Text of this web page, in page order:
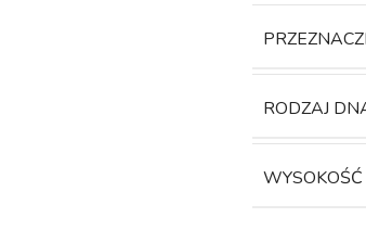
RODZAJ
WYSOKOŚĆ